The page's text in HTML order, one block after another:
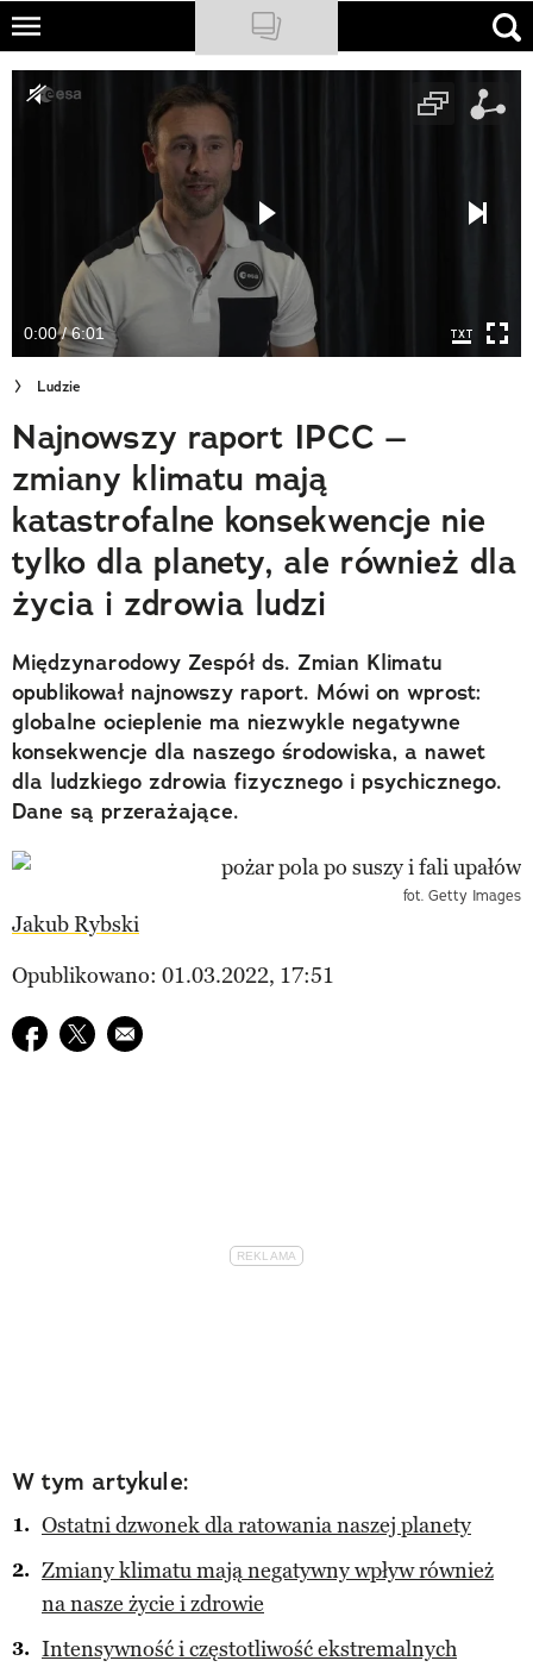
Skip
main
NATIONAL GEOGRAPHIC
Newsletter
Cuda Polski
Wielki Konkurs Fotograficzny
Trendbook Podróżniczy
Polecane
0:00 / 6:01
Ludzie
Najnowszy raport IPCC –
zmiany klimatu mają
katastrofalne konsekwencje nie
tylko dla planety, ale również dla
życia i zdrowia ludzi
Międzynarodowy Zespół ds. Zmian Klimatu
opublikował najnowszy raport. Mówi on wprost:
globalne ocieplenie ma niezwykle negatywne
konsekwencje dla naszego środowiska, a nawet
dla ludzkiego zdrowia fizycznego i psychicznego.
Dane są przerażające.
fot. Getty Images
Jakub Rybski
Opublikowano: 01.03.2022, 17:51
Udostępnij na facebook
Udostępnij na twitter
E-mail do przyjaciela
W tym artykule:
Ostatni dzwonek dla ratowania naszej planety
Zmiany klimatu mają negatywny wpływ również
na nasze życie i zdrowie
Intensywność i częstotliwość ekstremalnych